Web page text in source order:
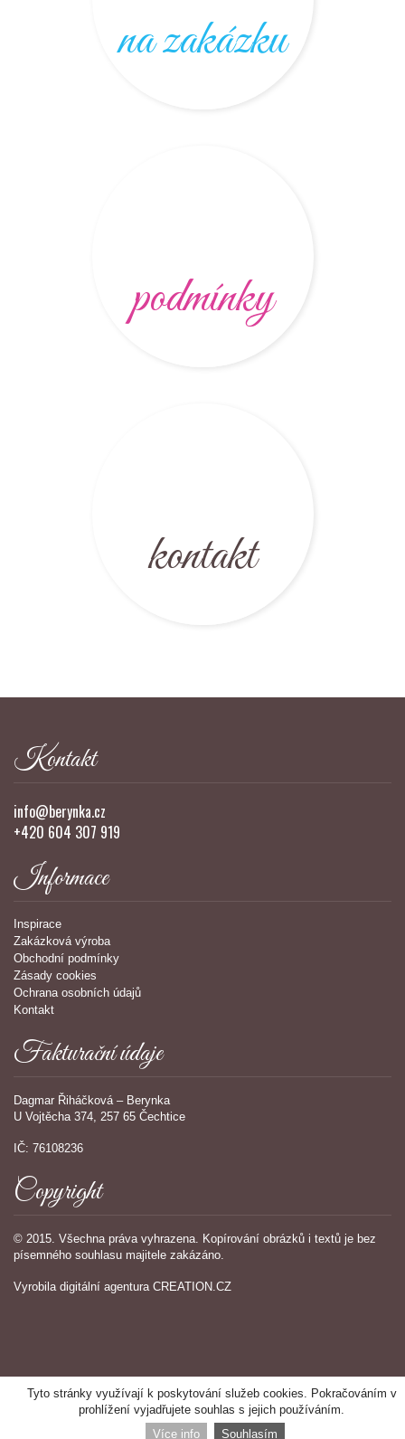
Tyto stránky využívají k poskytování služeb cookies. Pokračováním v
prohlížení vyjadřujete souhlas s jejich používáním.
Více info
Souhlasím
na zakázku
podmínky
kontakt
Kontakt
info@berynka.cz
+420 604 307 919
Informace
Inspirace
Zakázková výroba
Obchodní podmínky
Zásady cookies
Ochrana osobních údajů
Kontakt
Fakturační údaje
Dagmar Řiháčková – Berynka
U Vojtěcha 374, 257 65 Čechtice
IČ: 76108236
Copyright
© 2015. Všechna práva vyhrazena. Kopírování obrázků i textů je bez
písemného souhlasu majitele zakázáno.
Vyrobila digitální agentura CREATION.CZ